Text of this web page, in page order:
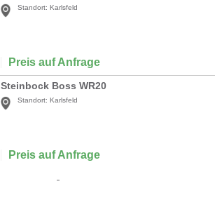
Standort: Karlsfeld
Preis auf Anfrage
Steinbock Boss WR20
Standort: Karlsfeld
Preis auf Anfrage